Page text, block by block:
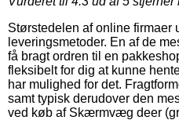
Størstedelen af online firmaer
leveringsmetoder. En af de
få bragt ordren til en
fleksibelt for dig at kunne
har mulighed for det.
samt typisk derudover den
ved køb af Skærmvæg deer